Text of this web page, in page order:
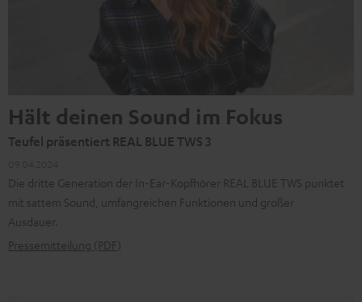
Hält deinen Sound im Fokus
Teufel präsentiert REAL BLUE TWS 3
Die dritte Generation der In-Ear-Kopfhörer REAL BLUE TWS punktet
mit sattem Sound, umfangreichen Funktionen und großer
Ausdauer.
Pressemitteilung (PDF)